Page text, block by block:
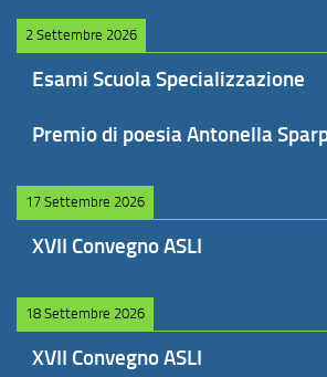
2 Settembre 2026
Esami Scuola Specializzazione
Premio di poesia Antonella
17 Settembre 2026
XVII Convegno ASLI
18 Settembre 2026
XVII Convegno ASLI